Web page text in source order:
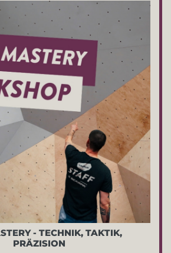
- TECHNIK, TAKTIK,
PRÄZISION